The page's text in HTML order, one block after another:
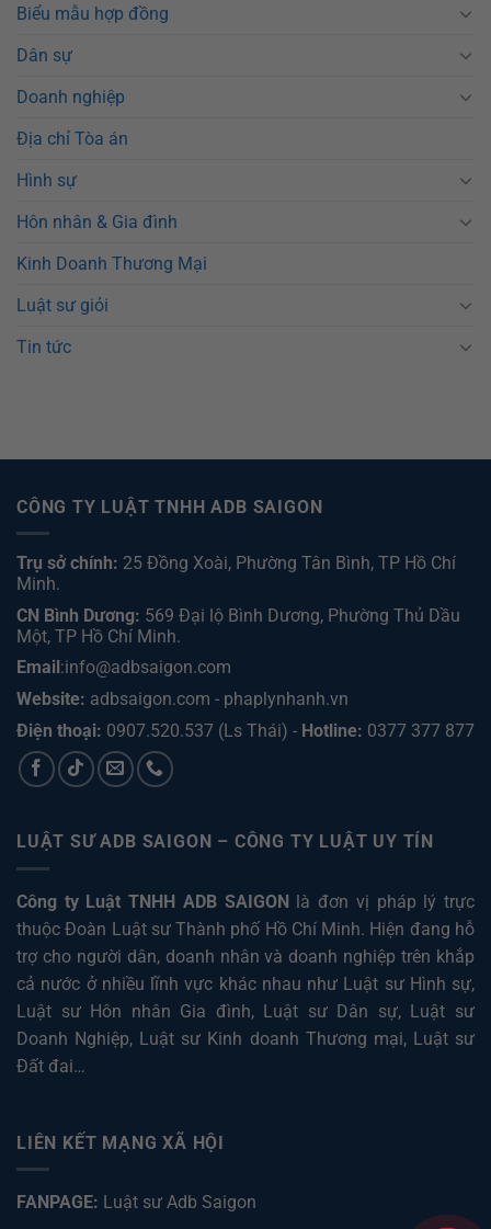
Biểu mẫu hợp đồng
Dân sự
Doanh nghiệp
Địa chỉ Tòa án
Hình sự
Hôn nhân & Gia đình
Kinh Doanh Thương Mại
Luật sư giỏi
Tin tức
CÔNG TY LUẬT TNHH ADB SAIGON
Trụ sở chính: 25 Đồng Xoài, Phường Tân Bình, TP Hồ Chí
Minh.
CN Bình Dương: 569 Đại lộ Bình Dương, Phường Thủ Dầu
Một, TP Hồ Chí Minh.
Email :info@adbsaigon.com
Website: adbsaigon.com - phaplynhanh.vn
Điện thoại: 0907.520.537 (Ls Thái) - Hotline: 0377 377 877
LUẬT SƯ ADB SAIGON – CÔNG TY LUẬT UY TÍN
Công ty Luật TNHH ADB SAIGONlà đơn vị pháp lý trực
thuộc Đoàn Luật sư Thành phố Hồ Chí Minh. Hiện đang hỗ
trợ cho người dân, doanh nhân và doanh nghiệp trên khắp
cả nước ở nhiều lĩnh vực khác nhau như Luật sư Hình sự,
Luật sư Hôn nhân Gia đình, Luật sư Dân sự, Luật sư
Doanh Nghiệp, Luật sư Kinh doanh Thương mại, Luật sư
Đất đai…
LIÊN KẾT MẠNG XÃ HỘI
FANPAGE: Luật sư Adb Saigon